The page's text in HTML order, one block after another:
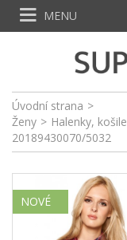
Úvodní strana >
Ženy > Halenky, košile
20189430070/5032
NOVÉ
MENU